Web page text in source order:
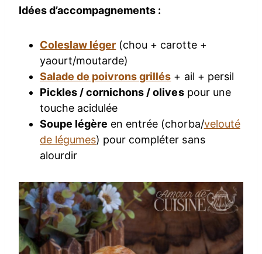
Idées d’accompagnements :
Coleslaw léger (chou + carotte +
yaourt/moutarde)
Salade de poivrons grillés + ail + persil
Pickles / cornichons / olivespour une
touche acidulée
Soupe légère en entrée (chorba/velouté
de légumes) pour compléter sans
alourdir